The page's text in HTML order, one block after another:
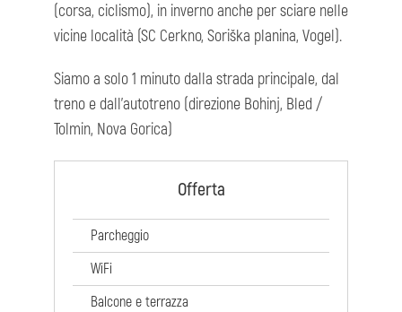
(corsa, ciclismo), in inverno anche per sciare nelle
vicine località (SC Cerkno, Soriška planina, Vogel).
Siamo a solo 1 minuto dalla strada principale, dal
treno e dall'autotreno (direzione Bohinj, Bled /
Tolmin, Nova Gorica)
Offerta
Parcheggio
WiFi
Balcone e terrazza